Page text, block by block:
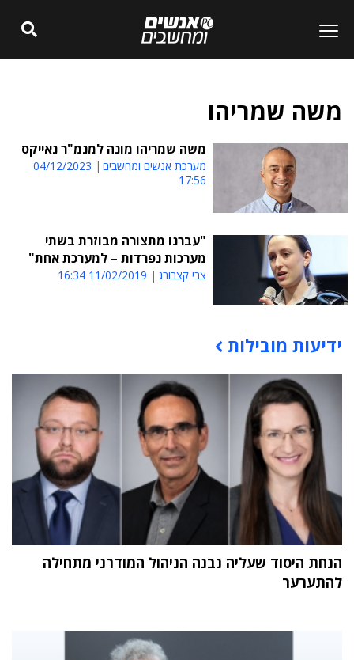
משה שמריהו
משה שמריהו מונה למנמ"ר נאייקס
מערכת אנשים ומחשבים
04/12/2023
17:56
"עברנו מתצורה מבוזרת בשתי
מערכות נפרדות – למערכת אחת"
צבי קצבורג 11/02/2019 16:34
תוכן פרסומי
ידיעות מובילות
הנחת היסוד שעליה נבנה הניהול המודרני מתחילה
להתערער